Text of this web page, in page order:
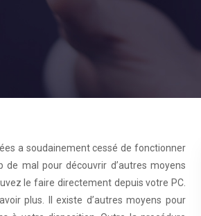
a soudainement cessé de fonctionner
mal pour découvrir d’autres moyens
le faire directement depuis votre PC.
plus. Il existe d’autres moyens pour